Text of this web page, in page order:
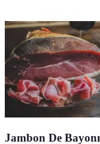
Jambon De